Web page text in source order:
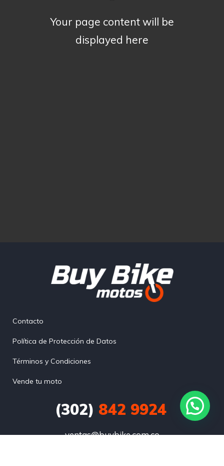
Your page content will be
displayed here
Contacto
Política de Protección de Datos
Términos y Condiciones
Vende tu moto
(302) 842 9924
ventas@buybike.com.co